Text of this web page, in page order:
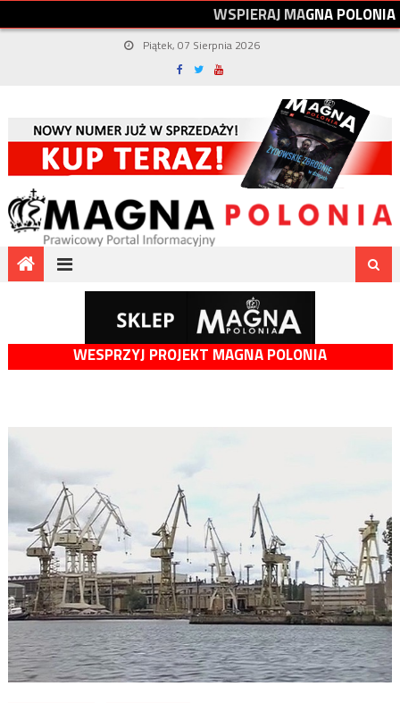
WSPIERAJMAGNAPOLONIA
Piątek, 07 Sierpnia 2026
WESPRZYJ PROJEKT MAGNA POLONIA